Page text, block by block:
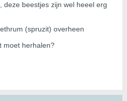
deze beestjes zijn wel heeel erg
(spruzit) overheen
moet herhalen?